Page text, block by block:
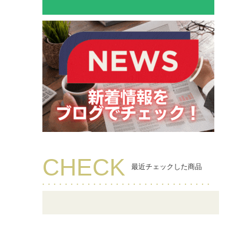
CHECK 最近チェックした商品